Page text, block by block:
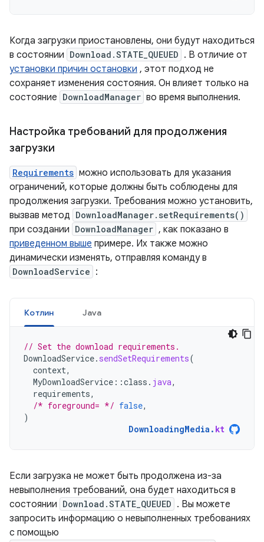
Когда загрузки приостановлены, они будут находиться
в состоянии Download.STATE_QUEUED . В отличие от
установки причин остановки , этот подход не
сохраняет изменения состояния. Он влияет только на
состояние DownloadManager во время выполнения.
Настройка требований для продолжения
загрузки
Requirements можно использовать для указания
ограничений, которые должны быть соблюдены для
продолжения загрузки. Требования можно установить,
вызвав метод DownloadManager.setRequirements()
при создании DownloadManager , как показано в
приведенном выше примере. Их также можно
динамически изменять, отправляя команду в
DownloadService :
Котлин Java
// Set the download requirements.
DownloadService. sendSetRequirements(
context,
MyDownloadService ::class . java,
requirements,
/* foreground= */ false,
)
DownloadingMedia . kt
Если загрузка не может быть продолжена из-за
невыполнения требований, она будет находиться в
состоянии Download.STATE_QUEUED . Вы можете
запросить информацию о невыполненных требованиях
с помощью